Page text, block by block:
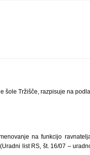
šole Tržišče, razpisuje na
na funkcijo
list RS, št. 16/07 –